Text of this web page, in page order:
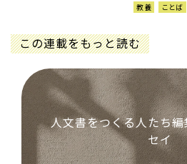
教養 ことば
この連載をもっと読む
人文書をつくる人たち――
セイ